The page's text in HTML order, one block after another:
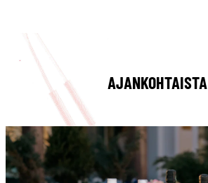
AJANKOHTAISTA